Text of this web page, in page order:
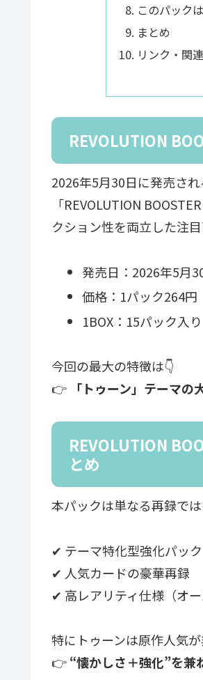
このパック
まとめ
リンク・関
REVOLUTION
2026年5月30日に発売さ
「REVOLUTION
クション性を両立した注目
発売日：2026年5月
価格：1パック264円
1BOX：15パック入り
今回の最大の特徴は👇
👉 「トゥーン」テーマの
REVOLUTION
とめ
本パックは単なる再録で
✔ テーマ特化型強化パック
✔ 人気カードの豪華再録
✔ 高レアリティ仕様（オ
特にトゥーンは原作人気が
👉“懐かしさ＋強化”を兼